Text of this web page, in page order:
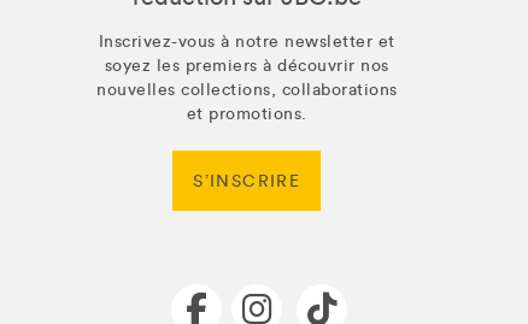
Inscrivez-vous à notre newsletter et
soyez les premiers à découvrir nos
nouvelles collections, collaborations
et promotions.
S’INSCRIRE